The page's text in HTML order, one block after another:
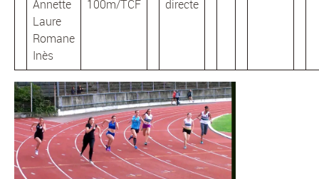
Annette
Laure
Romane
Inès
100m/TCF
directe